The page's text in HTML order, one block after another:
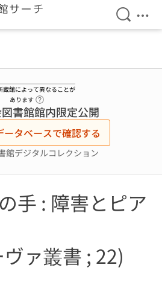
検索を
メ
蔵館によって異なることが
あります
書館館内限定公開
ータベースで確認する
館デジタルコレクション
手 : 障害とピア
ァ叢書 ; 22)